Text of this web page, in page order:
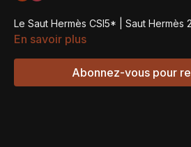
Le Saut Hermès CSI5* | Saut Hermès
En savoir plus
Abonnez-vous pour